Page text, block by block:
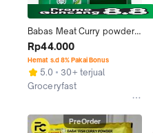
Babas Meat Curry powder
250gm . bumbu kari daging
Rp44.000
Hemat s.d 8% Pakai Bonus
5.0
30+ terjual
Groceryfast
PreOrder